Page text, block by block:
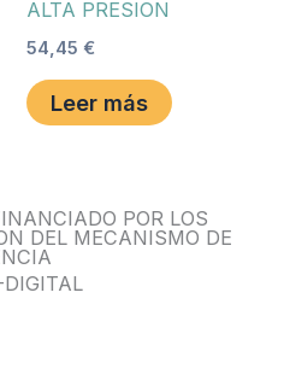
ALTA PRESION
54,45 €
Leer más
POR LOS
DEL MECANISMO DE